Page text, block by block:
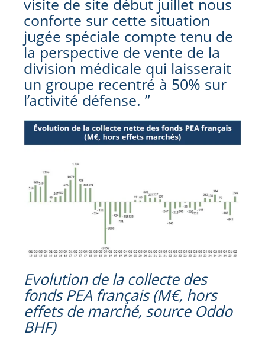
visite de site début juillet nous
conforte sur cette situation
jugée spéciale compte tenu de
la perspective de vente de la
division médicale qui laisserait
un groupe recentré à 50% sur
l’activité défense. ”
Evolution de la collecte des
fonds PEA français (M€, hors
effets de marché, source Oddo
BHF)